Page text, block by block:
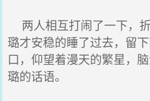
两人相互打闹了一下，
璐才安稳的睡了过去，留
口，仰望着漫天的繁星，
璐的话语。